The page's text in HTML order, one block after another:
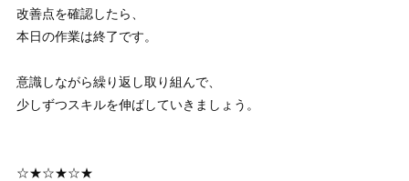
改善点を確認したら、
本日の作業は終了です。
意識しながら繰り返し取り組んで、
少しずつスキルを伸ばしていきましょう。
☆★☆★☆★